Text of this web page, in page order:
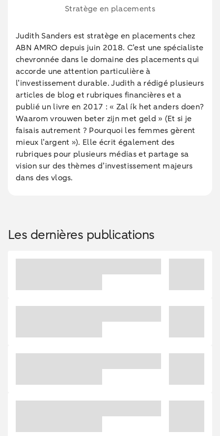
Stratège en placements
Judith Sanders est stratège en placements chez
ABN AMRO depuis juin 2018. C’est une spécialiste
chevronnée dans le domaine des placements qui
accorde une attention particulière à
l’investissement durable. Judith a rédigé plusieurs
articles de blog et rubriques financières et a
publié un livre en 2017 : « Zal ík het anders doen?
Waarom vrouwen beter zijn met geld » (Et si je
faisais autrement ? Pourquoi les femmes gèrent
mieux l’argent »). Elle écrit également des
rubriques pour plusieurs médias et partage sa
vision sur des thèmes d’investissement majeurs
dans des vlogs.
Les dernières publications